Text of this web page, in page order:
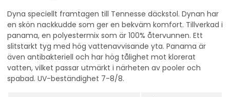
Dyna speciellt framtagen till Tennesse däckstol. Dynan har
en skön nackkudde som ger en bekväm komfort. Tillverkad i
panama, en polyestermix som är 100% återvunnen. Ett
slitstarkt tyg med hög vattenavvisande yta. Panama är
även antibakteriell och har hög tålighet mot klorerat
vatten, vilket passar utmärkt i närheten av pooler och
spabad. UV-beständighet 7-8/8.